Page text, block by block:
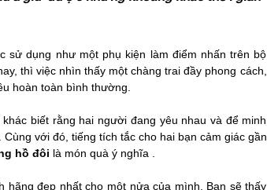
sử dụng như một phụ kiện làm điểm nhấn trên bộ
thì việc nhìn thấy một chàng trai đầy phong cách,
hoàn toàn bình thường.
biết rằng hai người đang yêu nhau và để minh
với đó, tiếng tích tắc cho hai bạn cảm giác gần
hồ đôi là món quà ý nghĩa .
hãng đẹp nhất cho một nửa của mình. Bạn sẽ thấy